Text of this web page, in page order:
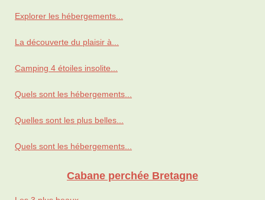
Explorer les hébergements...
La découverte du plaisir à...
Camping 4 étoiles insolite...
Quels sont les hébergements...
Quelles sont les plus belles...
Quels sont les hébergements...
Cabane perchée Bretagne